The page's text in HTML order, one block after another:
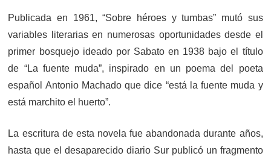
Publicada en 1961, “Sobre héroes y tumbas” mutó sus
variables literarias en numerosas oportunidades desde el
primer bosquejo ideado por Sabato en 1938 bajo el título
de “La fuente muda”, inspirado en un poema del poeta
español Antonio Machado que dice “está la fuente muda y
está marchito el huerto”.
La escritura de esta novela fue abandonada durante años,
hasta que el desaparecido diario Sur publicó un fragmento